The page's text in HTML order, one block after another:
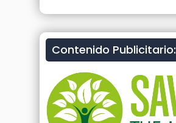
Contenido Publicitario: